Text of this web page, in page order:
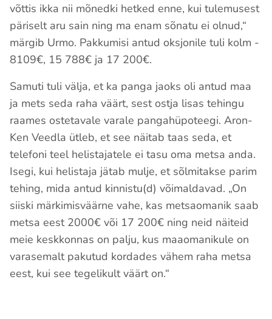
võttis ikka nii mõnedki hetked enne, kui tulemusest
päriselt aru sain ning ma enam sõnatu ei olnud,“
märgib Urmo. Pakkumisi antud oksjonile tuli kolm -
8109€, 15 788€ ja 17 200€.
Samuti tuli välja, et ka panga jaoks oli antud maa
ja mets seda raha väärt, sest ostja lisas tehingu
raames ostetavale varale pangahüpoteegi. Aron-
Ken Veedla ütleb, et see näitab taas seda, et
telefoni teel helistajatele ei tasu oma metsa anda.
Isegi, kui helistaja jätab mulje, et sõlmitakse parim
tehing, mida antud kinnistu(d) võimaldavad. „On
siiski märkimisväärne vahe, kas metsaomanik saab
metsa eest 2000€ või 17 200€ ning neid näiteid
meie keskkonnas on palju, kus maaomanikule on
varasemalt pakutud kordades vähem raha metsa
eest, kui see tegelikult väärt on.“